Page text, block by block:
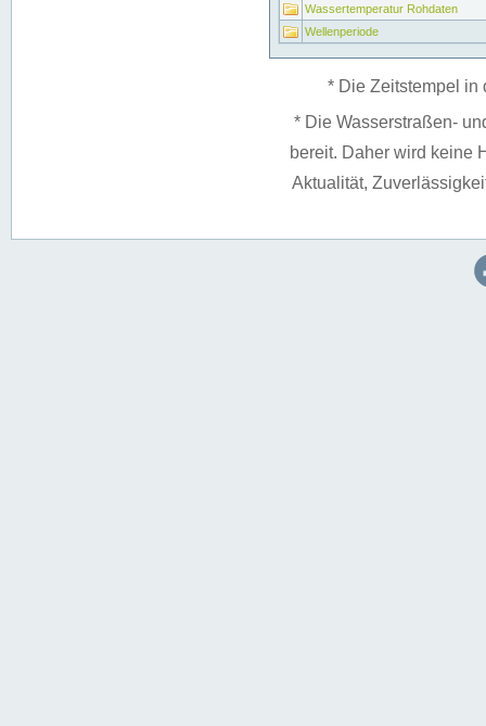
Wassertemperatur Rohdaten
Wellenperiode
* Die Zeitstempel in
* Die Wasserstraßen-
bereit. Daher wird keine
Aktualität,